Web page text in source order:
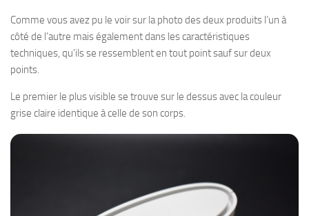
Comme vous avez pu le voir sur la photo des deux produits l’un à
côté de l’autre mais également dans les caractéristiques
techniques, qu’ils se ressemblent en tout point sauf sur deux
points.
Le premier le plus visible se trouve sur le dessus avec la couleur
grise claire identique à celle de son corps.